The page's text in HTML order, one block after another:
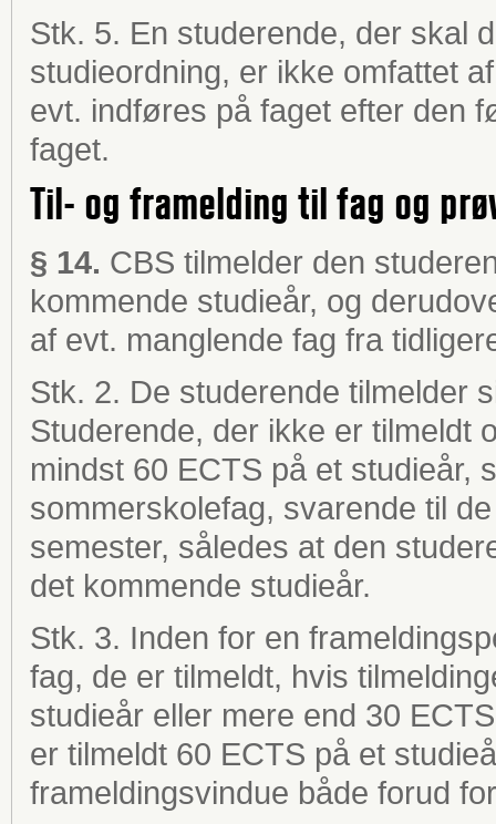
Stk. 5. En studerende, der skal
studieordning, er ikke omfattet
evt. indføres på faget efter den
faget.
Til- og framelding til fag og
§ 14. CBS tilmelder den
kommende studieår, og
af evt. manglende fag fra
Stk. 2. De studerende tilmelder
Studerende, der ikke er tilmeldt
mindst 60 ECTS på et studieår,
sommerskolefag, svarende til
semester, således at den
det kommende studieår.
Stk. 3. Inden for en
fag, de er tilmeldt, hvis
studieår eller mere end 30
er tilmeldt 60 ECTS på et
frameldingsvindue både forud